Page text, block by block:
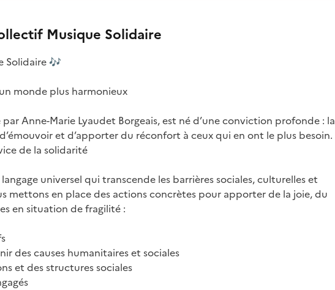
Musique Solidaire
Solidaire 🎶
monde plus harmonieux
Anne-Marie Lyaudet Borgeais, est né d’une conviction profonde : la
de la solidarité
universel qui transcende les barrières sociales, culturelles et
mettons en place des actions concrètes pour apporter de la joie, du
en situation de fragilité :